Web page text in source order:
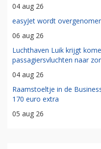
04 aug 26
easyJet wordt
06 aug 26
Luchthaven Luik krijgt
passagiersvluchten naar
04 aug 26
Raamstoeltje in de
170 euro extra
05 aug 26